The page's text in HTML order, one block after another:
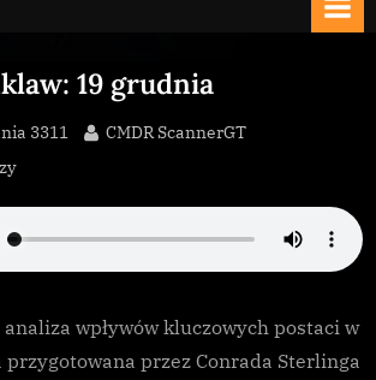
19 grudnia
3311 By
CMDR ScannerGT
do
19
grudnia
wpływów kluczowych postaci w
przygotowana przez Conrada Sterlinga